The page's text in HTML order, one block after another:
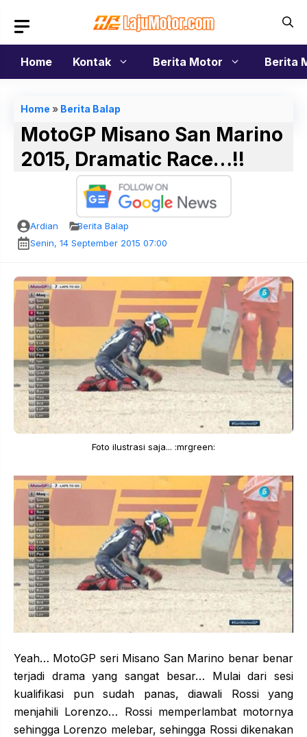
isi
Home
Kontak Berita Motor Berita
Home » Berita Balap
MotoGP Misano San Marino
2015, Dramatic Race…!!
Ardian
Berita Balap
Senin, 14 September 2015 07:00
Foto ilustrasi saja... :mrgreen:
Yeah… MotoGP seri Misano San Marino benar benar
terjadi drama yang sangat besar… Mulai dari sesi
kualifikasi pun sudah panas, diawali Rossi yang
menjahili Lorenzo… Rossi memperlambat motornya
sehingga Lorenzo melebar, sehingga Rossi dikenakan